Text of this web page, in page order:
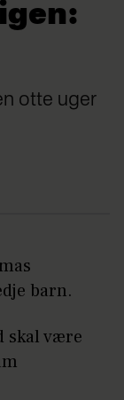
otte uger
barn.
skal være